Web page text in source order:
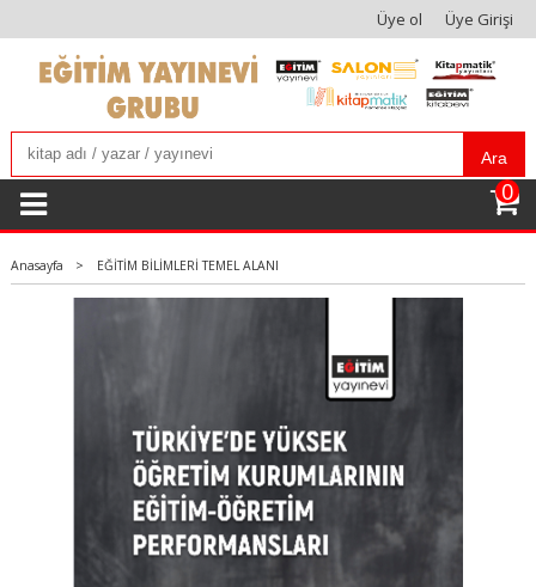
Üye ol Üye Girişi
Ara
0
Anasayfa > EĞİTİM BİLİMLERİ TEMEL ALANI